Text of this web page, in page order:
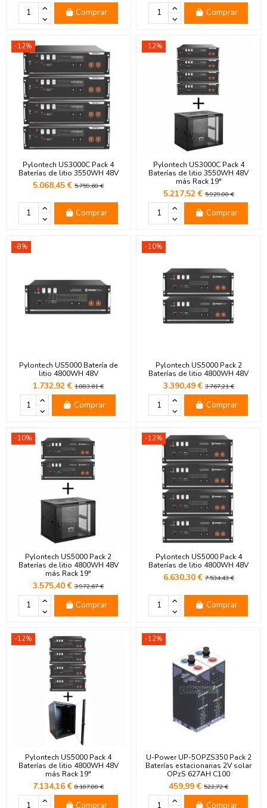
Comprar Comprar
-12%
Pylontech US3000C Pack 4
Baterías de litio 3550WH 48V
5.068,45 €5.759,60 €
Comprar
-12%
Pylontech US3000C Pack 4
Baterías de litio 3550WH 48V
más Rack 19"
5.217,52 €5.929,00 €
Comprar
-8%
Pylontech US5000 Batería de
litio 4800WH 48V
1.732,92 €1.883,61 €
Comprar
-10%
Pylontech US5000 Pack 2
Baterías de litio 4800WH 48V
3.390,49 €3.767,21 €
Comprar
-10%
Pylontech US5000 Pack 2
Baterías de litio 4800WH 48V
más Rack 19"
3.575,40 €3.972,67 €
Comprar
-12%
Pylontech US5000 Pack 4
Baterías de litio 4800WH 48V
6.630,30 €7.534,43 €
Comprar
-12%
Pylontech US5000 Pack 4
Baterías de litio 4800WH 48V
más Rack 19"
7.134,16 €8.107,00 €
Comprar
-12%
U-Power UP-5OPZS350 Pack 2
Baterías estacionarias 2V solar
OPzS 627AH C100
459,99 €522,72 €
Comprar